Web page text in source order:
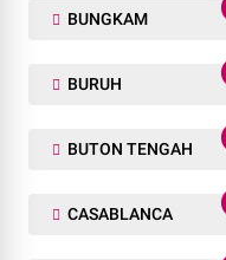
BUNGKAM
BURUH
BUTON TENGAH
CASABLANCA